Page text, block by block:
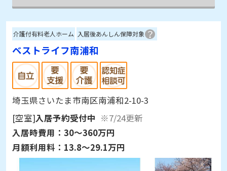
介護付有料老人ホーム 入居後あんしん保障対象
ベストライフ南浦和
埼玉県さいたま市南区南浦和2-10-3
[空室]入居予約受付中 ※7/24更新
入居時費用： 30～360万円
月額利用料： 13.8～29.1万円